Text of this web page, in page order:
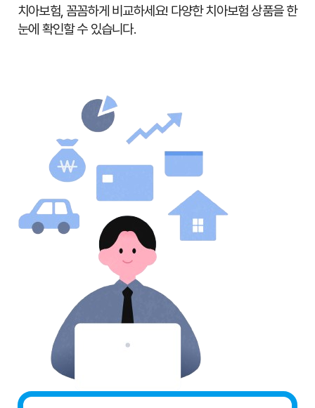
치아보험, 꼼꼼하게 비교하세요! 다양한 치아보험 상품을 한
눈에 확인할 수 있습니다.